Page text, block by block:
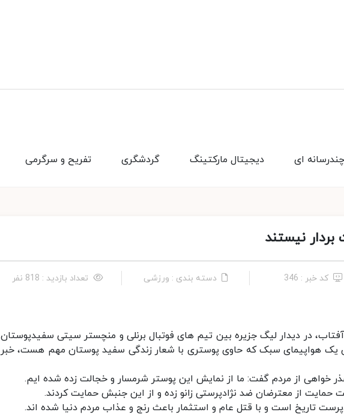
تفریح و سرگرمی گردشگری دیجیتال مارکتینگ چندرسانه ای
بردار نیستند
کد خبر : 346 دسته بندی : ورزشی تعداد بازدید : 818 نفر
در دیدار لیگ جزیره بین تیم های فوتبال برنلی و منچستر سیتی سفیدپوستان
یک هواپیمای سبک که حاوی پوستری با شعار زندگی سفید پوستان مهم هست، خبر
خواهی از مردم گفت: ما از نمایش این پوستر شرمسار و خجالت زده شده ایم.
حمایت از معترضان ضد نژادپرستی زانو زده و از این جنبش حمایت کردند.
تاریخ است و با قتل عام و استثمار باعث رنج و عذاب مردم دنیا شده اند.